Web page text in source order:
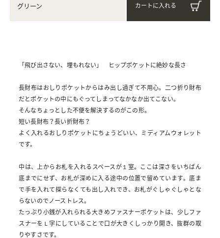
グリーン
「飛び出さない、埋もれない」 ヒップポケットに絶妙な長さ
長財布はおしりポケットからはみ出し過ぎて不用心。二つ折り財布
だとポケットの中にもぐってしまってなかなか出てこない。
そんなちょっとした不便を解決するのがこの形。
短い長財布？長い折財布？
よく入れるおしりポケットにちょうどいい、ミディアムウォレット
です。
中は、上からお札を入れるスペースが１室。ここは深さをいちばん
底までにせず、お札が深めに入る途中の位置で留めています。底ま
で手を入れて探らなくても出し入れでき、お札がぐしゃぐしゃとな
らないのでノーストレス。
たっぷり小銭が入れられる大きめファスナーポケットは、少しファ
スナーをＬ字にしていることで口が大きくしっかり開き、抜群の取
りやすさです。